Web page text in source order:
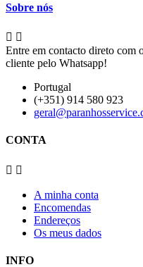
Sobre nós
 
Entre em contacto direto com
cliente pelo Whatsapp!
Portugal
(+351) 914 580 923
CONTA
 
A minha conta
Encomendas
Endereços
Os meus dados
INFO